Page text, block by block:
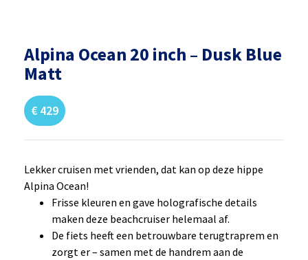
Alpina Ocean 20 inch – Dusk Blue
Matt
€ 429
Lekker cruisen met vrienden, dat kan op deze hippe
Alpina Ocean!
Frisse kleuren en gave holografische details
maken deze beachcruiser helemaal af.
De fiets heeft een betrouwbare terugtraprem en
zorgt er – samen met de handrem aan de